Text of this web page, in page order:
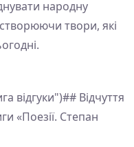
народну
твори, які
відгуки")## Відчуття
«Поезії. Степан